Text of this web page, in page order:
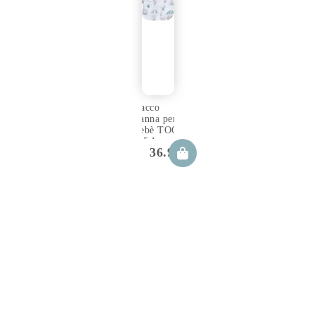
Sacco
nanna per
bebè TOG
2.5 Loom
(regolabile
36.99€